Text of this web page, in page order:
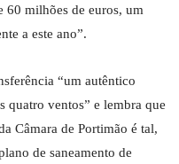
60 milhões de euros, um
a este ano”.
“um autêntico
quatro ventos” e lembra que
Câmara de Portimão é tal,
de saneamento de